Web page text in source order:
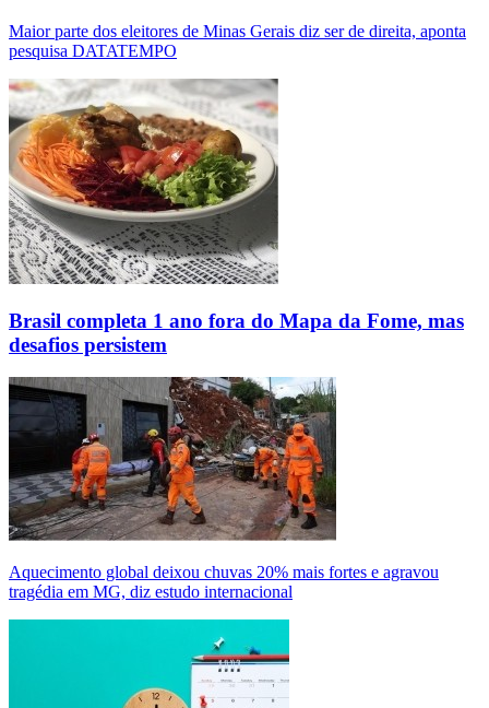
Maior parte dos eleitores de Minas Gerais diz ser de direita, aponta
pesquisa DATATEMPO
Brasil completa 1 ano fora do Mapa da Fome, mas
desafios persistem
Aquecimento global deixou chuvas 20% mais fortes e agravou
tragédia em MG, diz estudo internacional